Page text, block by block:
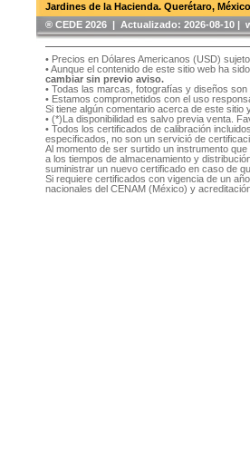
Jardines de la Hacienda. Querétaro,
®️ CEDE 2026 | Actualizado: 2026-08-10 |
• Precios en Dólares Americanos (USD)
• Aunque el contenido de este sitio web ha
cambiar sin previo aviso.
• Todas las marcas, fotografías y diseños
• Estamos comprometidos con el uso
Si tiene algún comentario acerca de este
• (*)La disponibilidad es salvo previa venta.
• Todos los certificados de calibración
especificados, no son un servició de
Al momento de ser surtido un instrumento
a los tiempos de almacenamiento y
suministrar un nuevo certificado en caso de
Si requiere certificados con vigencia de un
nacionales del CENAM (México) y